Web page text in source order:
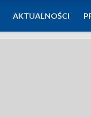
AKTUALNOŚCI